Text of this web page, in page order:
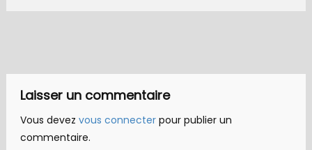
Laisser un commentaire
Vous devez vous connecterpour publier un
commentaire.